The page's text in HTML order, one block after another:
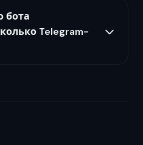
бота
Telegram-